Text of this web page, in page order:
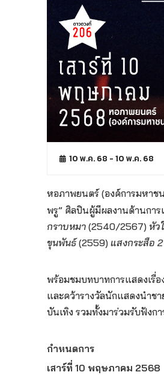
10 พ.ค. 68 - 10 พ.ค. 68
หอภาพยนตร์ (องค์การมหาช
พรู” ศิลปินผู้มีผลงานด้านการ
กราบหมา (2540/2567) หัว
ขุนพันธ์(2559) แสงกระสือ 2
พร้อมชมบทบาทการแสดงเรื่
และคว้ารางวัลนักแสดงนำช
บันเทิง รวมทั้งมาร่วมรับฟังก
กำหนดการ
เสาร์ที่ 10 พฤษภาคม 2568